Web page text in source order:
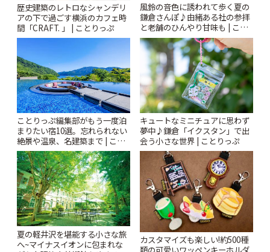
歴史建築のレトロなシャンデリ
アの下で過ごす横浜のカフェ時
間「CRAFT. 」 | ことりっぷ
風鈴の音色に誘われて歩く夏の
鎌倉さんぽ♪由緒ある社の参拝
と老舗のひんやり甘味も | こと
りっぷ
ことりっぷ編集部がもう一度泊
まりたい宿10選。忘れられない
絶景や温泉、名建築まで | こと
りっぷ
キュートなミニチュアに思わず
夢中♪鎌倉「イクスタン」で出
会う小さな世界 | ことりっぷ
夏の軽井沢を堪能する小さな旅
へ~マイナスイオンに包まれな
カスタマイズも楽しい!約500種
類の可愛いワッペンキーホルダ